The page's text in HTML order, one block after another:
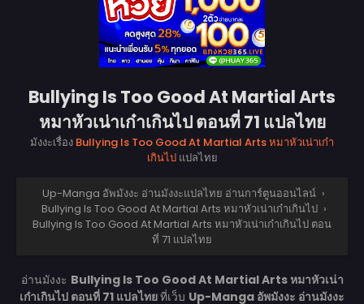
Bullying Is Too Good At Martial Arts
หมาหัวเน่าเก๋าเกินไป ตอนที่ 71 แปลไทย
มังงะเรื่อง Bullying Is Too Good At Martial Arts หมาหัวเน่าเก๋า
เกินไปแปลไทย
Up-Manga อัพมังงะ อ่านมังงะแปลไทย อ่านการ์ตูนออนไลน์ ›
Bullying Is Too Good At Martial Arts หมาหัวเน่าเก๋าเกินไป ›
Bullying Is Too Good At Martial Arts หมาหัวเน่าเก๋าเกินไป ตอน
ที่ 71 แปลไทย
อ่านมังงะ Bullying Is Too Good At Martial Arts หมาหัวเน่า
เก๋าเกินไป ตอนที่ 71 แปลไทยที่เว็บ Up-Manga อัพมังงะ อ่านมังงะ